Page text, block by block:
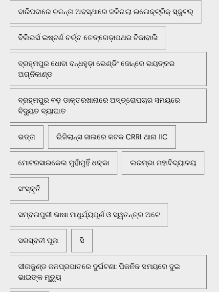
ବାରିପଦାରେ ଚଳନ୍ତା ଅବସ୍ଥାରେ ଜଳିଗଲା ଇଲେକ୍ଟ୍ରିକ୍ ସ୍କୁଟର୍
ବିଲିଭର୍ସ ଇଷ୍ଟର୍ଣ ଚର୍ଚ୍ଚ ତେଙ୍ଗେଡ଼ାପଥର ଟିକାବାଲି
ବ୍ରହ୍ମପୁର ଧୋବା ବନ୍ଧହୁଡ଼ା ଭେଣ୍ଡିଂ ଜୋନ୍‌ରେ ଭୟଙ୍କର
ଅଗ୍ନିକାଣ୍ଡ
ବ୍ରହ୍ମପୁର ବଡ଼ ଡାକ୍ତରଖାନାରେ ଅସ୍ତ୍ରୋପଚାର ସମୟରେ
ବିଦ୍ୟୁତ ବ୍ୟାଘାତ
ଭତ୍ତା ଭିଜିଲାନ୍ସ ଜାଲରେ କଟକ CRRI ଥାନା IIC
ମୋଟରସାଇକେଲ ମୁହାଁମୁହିଁ ଧକ୍କା ଲରମ୍ଭା ମହାବିଦ୍ୟାଳୟ
ସଂସ୍କୃତି
ସମ୍ବଲପୁରୀ ଭାଷା ମାଧୁର୍ଯ୍ୟପୂର୍ଣ ଓ ସ୍ୱତନ୍ତ୍ର ଅଟେ
ସରସ୍ବତୀ ପୂଜା ସି
ସୀତାକୁଣ୍ଡ ଜଳପ୍ରପାତରେ ଦୁର୍ଘଟଣା: ପିକନିକ ସମୟରେ ଦୁଇ
ଭାଇଙ୍କ ମୃତ୍ୟୁ